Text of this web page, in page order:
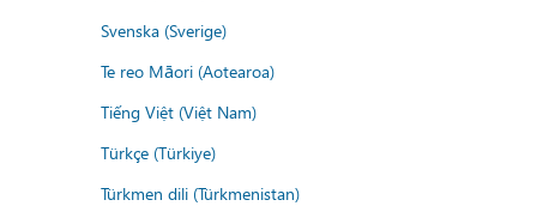
Svenska (Sverige)
Te reo Māori (Aotearoa)
Tiếng Việt (Việt Nam)
Türkçe (Türkiye)
Türkmen dili (Türkmenistan)